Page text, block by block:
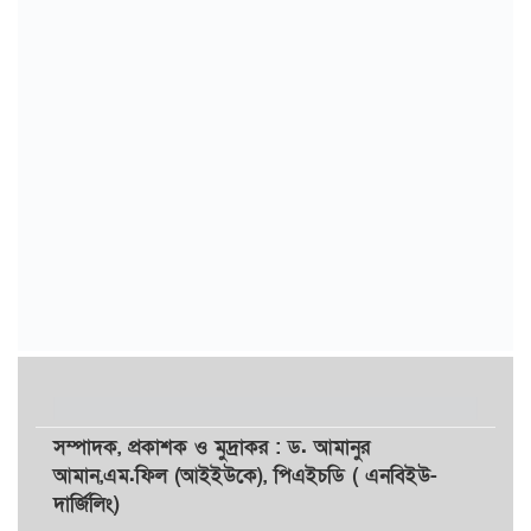
সম্পাদক, প্রকাশকওমুদ্রাকর: ড. আমানুর
আমান,এম.ফিল (আইইউকে), পিএইচডি ( এনবিইউ-
দার্জিলিং)